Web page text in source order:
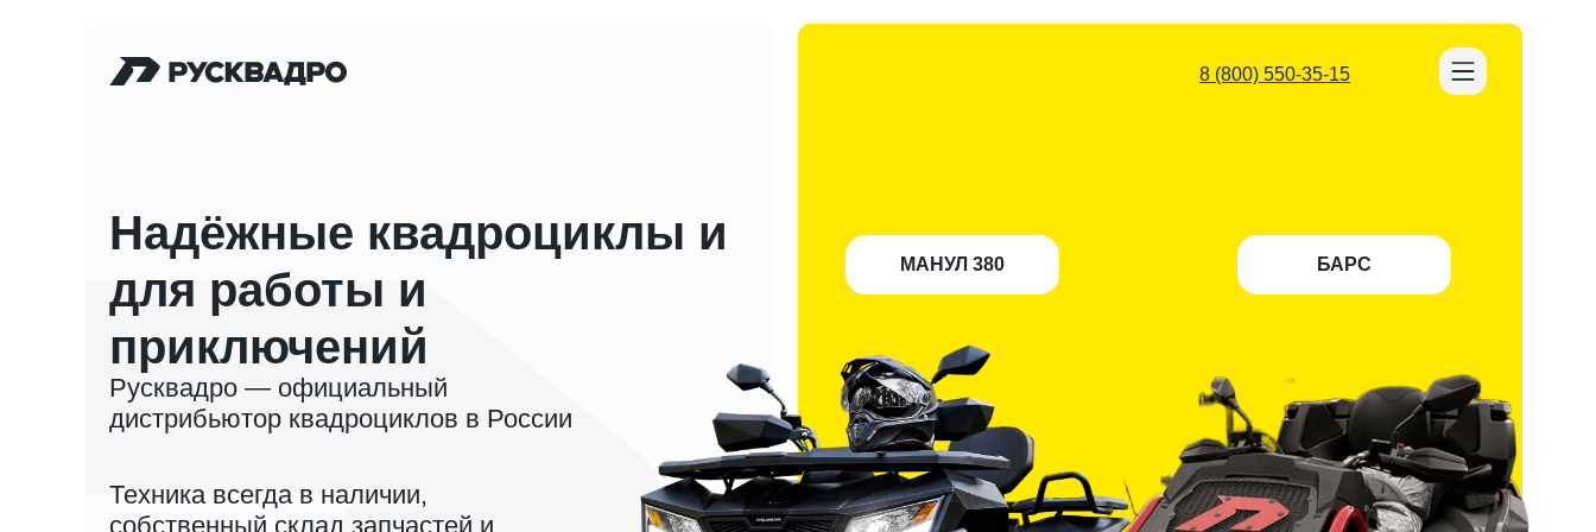
Надёжные квадроциклы и
для работы и
приключений
Техника всегда в наличии,
собственный склад запчастей и
Русквадро — официальный
дистрибьютор квадроциклов в России
МАНУЛ 380 БАРС
8 (800) 550-35-15